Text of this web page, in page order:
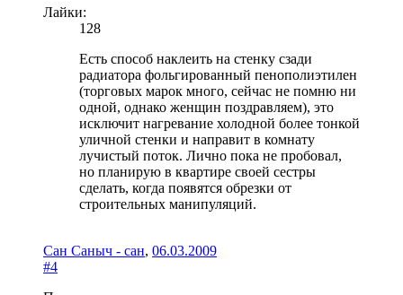
Лайки:
128
Есть способ наклеить на стенку сзади
радиатора фольгированный пенополиэтилен
(торговых марок много, сейчас не помню ни
одной, однако женщин поздравляем), это
исключит нагревание холодной более тонкой
уличной стенки и направит в комнату
лучистый поток. Лично пока не пробовал,
но планирую в квартире своей сестры
сделать, когда появятся обрезки от
строительных манипуляций.
Сан Саныч - сан, 06.03.2009
#4